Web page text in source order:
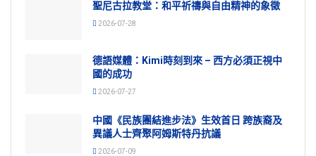
聖尼古拉教堂：和平祈禱與自由精神的象徵
2026-07-28
德語媒體：Kimi時刻到來 – 西方必須正視中
國的成功
2026-07-27
中國《民族團結進步法》生效首日 跨族裔及
異議人士齊聚阿姆斯特丹抗議
2026-07-09